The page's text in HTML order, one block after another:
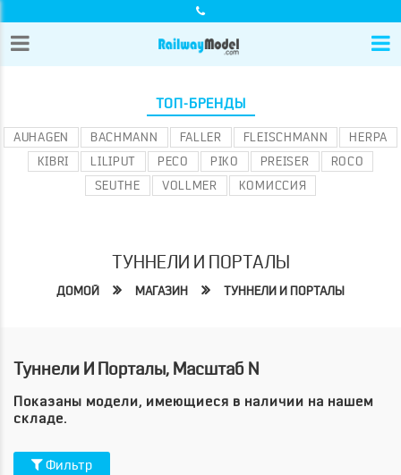
ТОП-БРЕНДЫ
AUHAGEN BACHMANN FALLER FLEISCHMANN
HERPA
KIBRI
LILIPUT PECO PIKO PREISER
ROCO
SEUTHE
VOLLMER КОМИССИЯ
ТУННЕЛИ И ПОРТАЛЫ
ДОМОЙ МАГАЗИН ТУННЕЛИ И ПОРТАЛЫ
Туннели И Порталы, Масштаб N
Показаны модели, имеющиеся в наличии на нашем
складе.
Фильтр